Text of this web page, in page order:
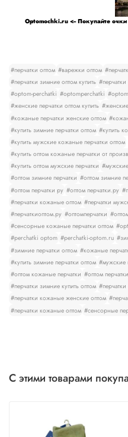
Optomochki.ru <-- Покупайте
#перчатки оптом #варежки оптом
#перчатки зимние оптом купить
#optom-perchatki #optomperchatki
#женские перчатки оптом купить
#кожаные перчатки женские оптом
#купить зимние перчатки оптом #купить
#купить мужские кожаные перчатки оптом
#купить оптом кожаные перчатки от
#купить оптом мужские перчатки
#оптом зимние перчатки #оптом зимние
#оптом перчатки ру #оптом перчатки.ру
#перчатки кожаные оптом #перчатки
#перчаткиоптом.ру #оптомперчатки
#сенсорные кожаные перчатки оптом
#perchatki optom #perchatki-optom.ru
#зимние перчатки оптом #кожаные
#купить зимние перчатки оптом #мужские
#оптом кожаные перчатки #оптом
#перчатки зимние купить оптом
#перчатки кожаные женские оптом
#перчатки кожаные оптом #сенсорные
С этими товарами